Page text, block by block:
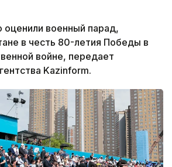
военный парад,
в честь 80-летия Победы в
войне, передает
Kazinform.